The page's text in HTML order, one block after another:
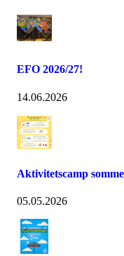
EFO 2026/27!
14.06.2026
Aktivitetscamp
05.05.2026